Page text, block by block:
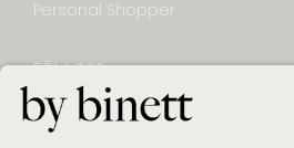
Personal Shopper
FÖLJ OSS